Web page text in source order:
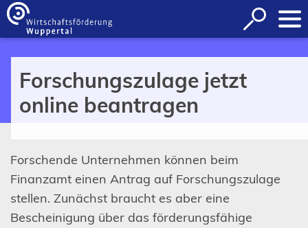
Inhalt anspringen
Suche
öffnen
Forschungszulage jetzt
online beantragen
Forschende Unternehmen können beim
Finanzamt einen Antrag auf Forschungszulage
stellen. Zunächst braucht es aber eine
Bescheinigung über das förderungsfähige